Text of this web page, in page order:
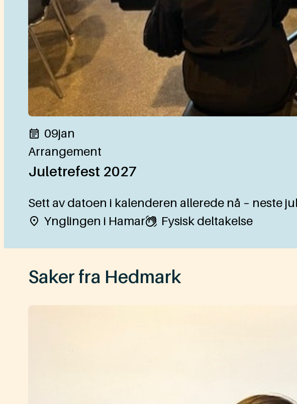
09jan
Arrangement
Juletrefest 2027
Sett av datoen i kalenderen allerede nå – neste
Ynglingen i Hamar
Fysisk deltakelse
Saker fra Hedmark